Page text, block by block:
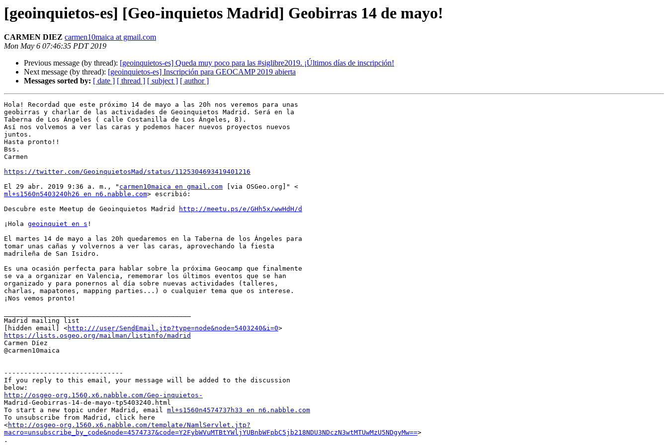
[geoinquietos-es] [Geo-inquietos Madrid] Geobirras 14 de mayo!
CARMEN DIEZ carmen10maica at gmail.com
Mon May 6 07:46:35 PDT 2019
Previous message (by thread): [geoinquietos-es] Queda muy poco para las #siglibre2019. ¡Últimos días de inscripción!
Next message (by thread): [geoinquietos-es] Inscripción para GEOCAMP 2019 abierta
Messages sorted by: [ date ] [ thread ] [ subject ] [ author ]
Hola! Recordad que este próximo 14 de mayo a las 20h nos veremos para unas
geobirras y charlar de las actividades de Geoinquietos Madrid. Será en la
Taberna de Los Ángeles ( calle Costanilla de Los Ángeles, 8).
Así nos volvemos a ver las caras y podemos hacer nuevos proyectos nuevos
juntos.
Hasta pronto!!
Bss.
Carmen
https://twitter.com/GeoinquietosMad/status/1125304693419401216
El 29 abr. 2019 9:36 a. m., " carmen10maica en gmail.com
ml+s1560n5403240h26 en n6.nabble.com> escribió:
Descubre este Meetup de Geoinquietos Madrid
http://meetu.ps/e/GHh5x/wwHdH/d
¡Hola geoinquiet en s !
El martes 14 de mayo a las 20h quedaremos en la Taberna de los Ángeles para
tomar unas cañas y volvernos a ver las caras, aprovechando la fiesta
madrileña de San Isidro.
Es una ocasión perfecta para hablar sobre la próxima Geocamp que finalmente
se va a organizar en Valencia, rememorar los últimos eventos que se han
organizado y para ponernos al día sobre nuevas actividades (talleres,
charlas, mapatones, mapping parties...) o cualquier tema que os interese.
¡Nos vemos pronto!
Madrid mailing list
[hidden email] <http:///user/SendEmail.jtp?type=node&node=5403240&i=0
https://lists.osgeo.org/mailman/listinfo/madrid
Carmen Díez
@carmen10maica
------------------------------
If you reply to this email, your message will be added to the discussion
http://osgeo-org.1560.x6.nabble.com/Geo-inquietos-
Madrid-Geobirras-14-de-mayo-tp5403240.html
To start a new topic under Madrid, email ml+s1560n4574737h33 en n6.nabble.com
To unsubscribe from Madrid, click here
<http://osgeo-org.1560.x6.nabble.com/template/NamlServlet.jtp?
macro=unsubscribe_by_code&node=4574737&code=Y2FybWVuMTBtYWljYUBnbWFpbC5jb218NDU3NDczN3wtMTUwMzU5NDgyMw==>
.